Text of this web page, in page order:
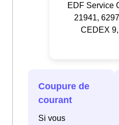
EDF Service
21941,
CEDEX
Coupure de
courant
Si vous